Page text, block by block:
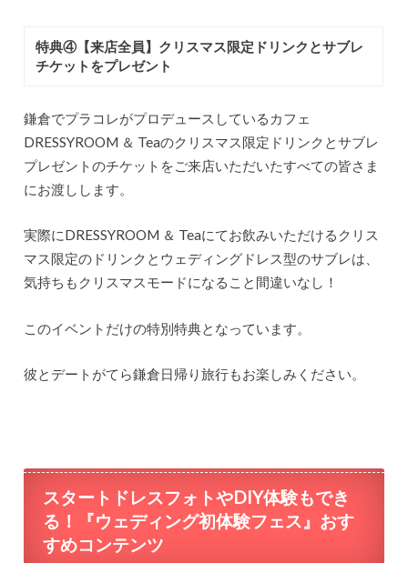
特典④【来店全員】クリスマス限定ドリンクとサブレ
チケットをプレゼント
鎌倉でプラコレがプロデュースしているカフェ
DRESSYROOM ＆ Teaのクリスマス限定ドリンクとサブレ
プレゼントのチケットをご来店いただいたすべての皆さま
にお渡しします。
実際にDRESSYROOM ＆ Teaにてお飲みいただけるクリス
マス限定のドリンクとウェディングドレス型のサブレは、
気持ちもクリスマスモードになること間違いなし！
このイベントだけの特別特典となっています。
彼とデートがてら鎌倉日帰り旅行もお楽しみください。
スタートドレスフォトやDIY体験もでき
る！『ウェディング初体験フェス』おす
すめコンテンツ